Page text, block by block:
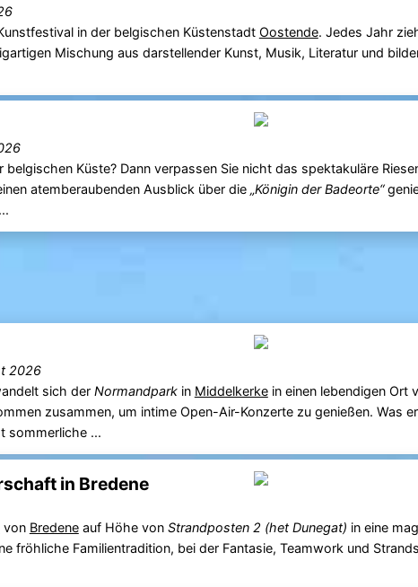
in der belgischen Küstenstadt Oostende. Jedes Jahr
Mischung aus darstellender Kunst, Musik, Literatur und
Küste? Dann verpassen Sie nicht das spektakuläre
atemberaubenden Ausblick über die „Königin der Badeorte“
2026
sich der Normandparkin Middelkerkein einen lebendigen Ort
zusammen, um intime Open-Air-Konzerte zu genießen. Was
sommerliche ...
in Bredene
von Bredeneauf Höhe von Strandposten 2 (het Dunegat) in eine
fröhliche Familientradition, bei der Fantasie, Teamwork und